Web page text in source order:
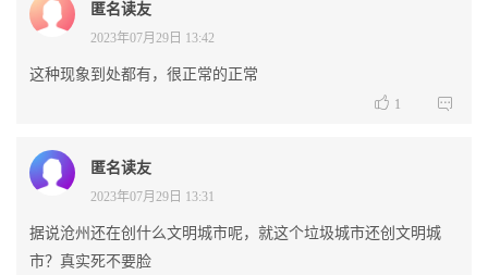
匿名读友
2023年07月29日 13:42
这种现象到处都有，很正常的正常
 1 
匿名读友
2023年07月29日 13:31
据说沧州还在创什么文明城市呢，就这个垃圾城市还创文明城
市？真实死不要脸